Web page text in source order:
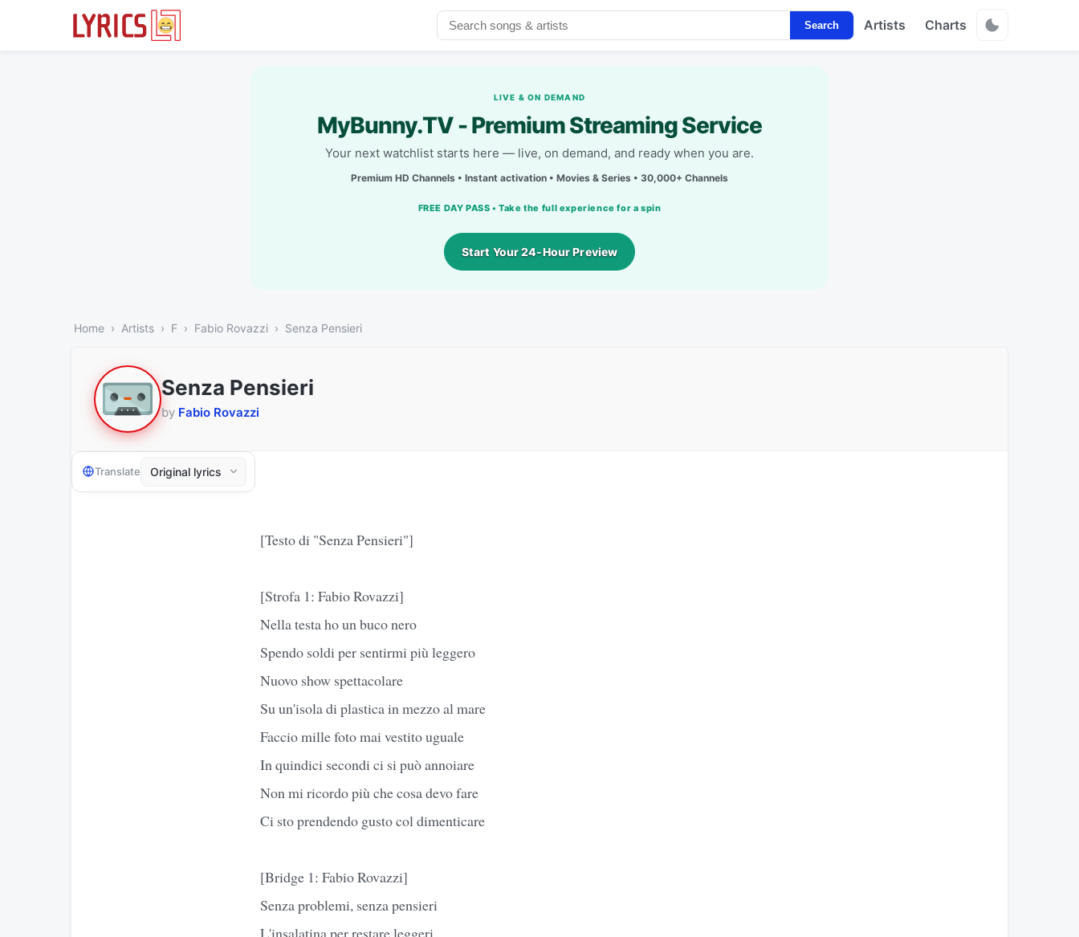
Search Artists Charts
LIVE & ON DEMAND
MyBunny.TV - Premium Streaming Service
Your next watchlist starts here — live, on demand, and ready when you are.
Premium HD Channels • Instant activation • Movies & Series • 30,000+ Channels
FREE DAY PASS • Take the full experience for a spin
Start Your 24-Hour Preview
Home Artists F Fabio Rovazzi Senza Pensieri
Senza Pensieri
by Fabio Rovazzi
Translate
[Testo di "Senza Pensieri"]
[Strofa 1: Fabio Rovazzi]
Nella testa ho un buco nero
Spendo soldi per sentirmi più leggero
Nuovo show spettacolare
Su un'isola di plastica in mezzo al mare
Faccio mille foto mai vestito uguale
In quindici secondi ci si può annoiare
Non mi ricordo più che cosa devo fare
Ci sto prendendo gusto col dimenticare
[Bridge 1: Fabio Rovazzi]
Senza problemi, senza pensieri
L'insalatina per restare leggeri